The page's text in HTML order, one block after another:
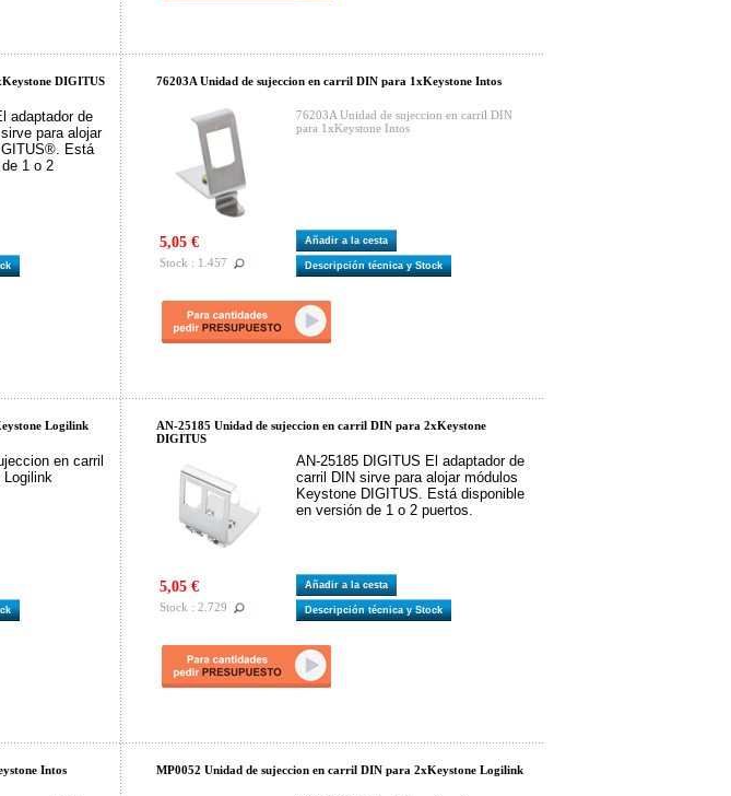
DIGITUS
adaptador de
para alojar
Está
1 o 2
76203A Unidad de sujeccion en carril DIN para 1xKeystone Intos
76203A Unidad de sujeccion en carril DIN
para 1xKeystone Intos
5,05 €
Stock : 1.457
Añadir a la cesta
Descripción técnica y Stock
Logilink
en carril
Logilink
AN-25185 Unidad de sujeccion en carril DIN para 2xKeystone
DIGITUS
AN-25185 DIGITUS El adaptador de
carril DIN sirve para alojar módulos
Keystone DIGITUS. Está disponible
en versión de 1 o 2 puertos.
5,05 €
Stock : 2.729
Añadir a la cesta
Descripción técnica y Stock
Intos MP0052 Unidad de sujeccion en carril DIN para 2xKeystone Logilink